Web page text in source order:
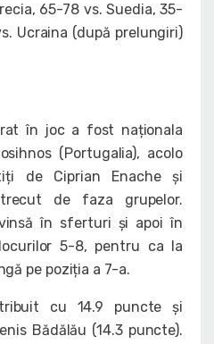
65-78 vs. Suedia, 35-
Ucraina (după prelungiri)
în joc a fost naționala
(Portugalia), acolo
de Ciprian Enache și
de faza grupelor.
în sferturi și apoi în
5-8, pentru ca la
pe poziția a 7-a.
cu 14.9 puncte și
Bădălău (14.3 puncte).